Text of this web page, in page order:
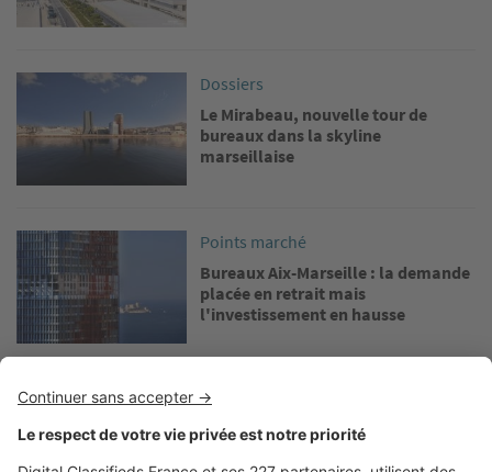
Image
Dossiers
Le Mirabeau, nouvelle tour de
bureaux dans la skyline
marseillaise
Image
Points marché
Bureaux Aix-Marseille : la demande
placée en retrait mais
l'investissement en hausse
Image
Dossiers
Centre commercial Le Prado, fer de